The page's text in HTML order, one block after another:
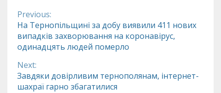
Continue
Reading
Previous:
На Тернопільщині за добу виявили 411 нових
випадків захворювання на коронавірус,
одинадцять людей померло
Next:
Завдяки довірливим тернополянам, інтернет-
шахраї гарно збагатилися